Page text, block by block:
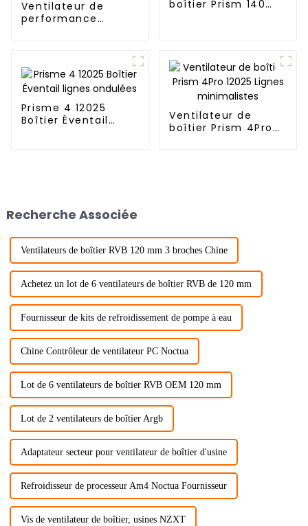
Ventilateur de
performance
boîtier Prism 140
Prisme 4 12025
Boîtier Éventail
Ventilateur de
boîtier Prism 4Pro
Recherche Associée
Ventilateurs de boîtier RVB 120 mm 3 broches Chine
Achetez un lot de 6 ventilateurs de boîtier RVB de 120 mm
Fournisseur de kits de refroidissement de pompe à eau
Chine Contrôleur de ventilateur PC Noctua
Lot de 6 ventilateurs de boîtier RVB OEM 120 mm
Lot de 2 ventilateurs de boîtier Argb
Adaptateur secteur pour ventilateur de boîtier d'usine
Refroidisseur de processeur Am4 Noctua Fournisseur
Vis de ventilateur de boîtier, usines NZXT